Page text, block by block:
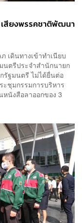
เสียงพรรคชาติพัฒนา
เดินทางเข้าทำเนียบ
นตรีประจำสำนักนายก
รัฐมนตรี ไม่ได้ยื่นต่อ
ชุมกรรมการบริหาร
นังสือลาออกของ 3